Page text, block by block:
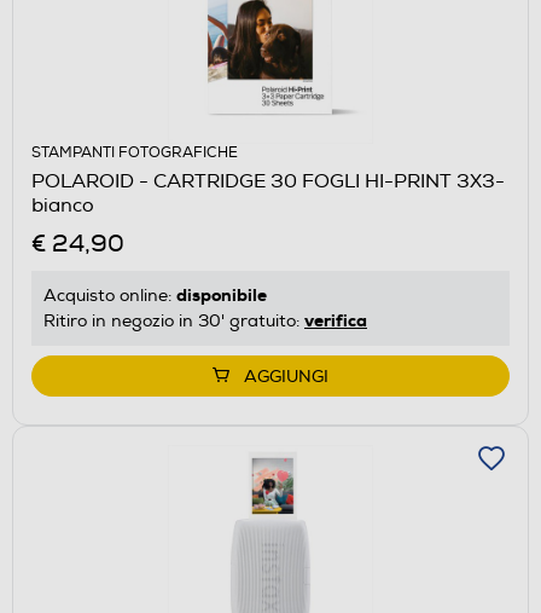
STAMPANTI FOTOGRAFICHE
POLAROID - CARTRIDGE 30 FOGLI HI-PRINT 3X3-
bianco
€ 24,90
Acquisto online: disponibile
Ritiro in negozio in 30' gratuito: verifica
AGGIUNGI